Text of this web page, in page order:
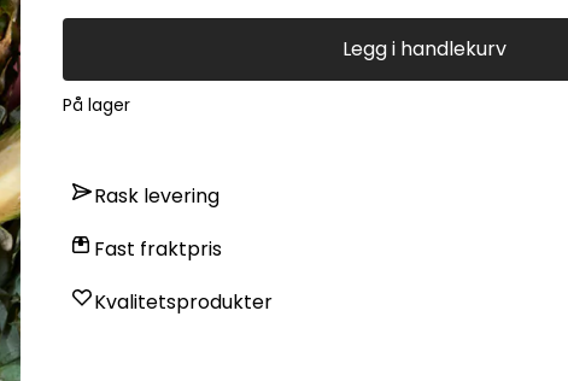
Legg i handlekurv
På lager
Rask levering
Fast fraktpris
Kvalitetsprodukter